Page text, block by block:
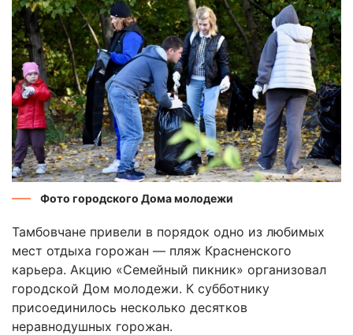
Фото городского Дома молодежи
Тамбовчане привели в порядок одно из любимых
мест отдыха горожан — пляж Красненского
карьера. Акцию «Семейный пикник» организовал
городской Дом молодежи. К субботнику
присоединилось несколько десятков
неравнодушных горожан.